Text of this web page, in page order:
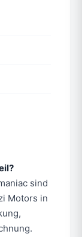
sind
Motors in